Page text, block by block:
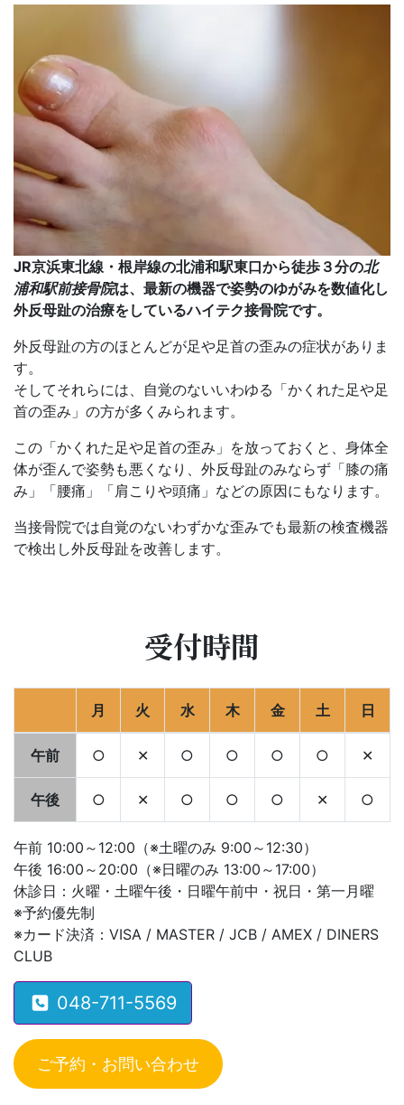
JR京浜東北線・根岸線の北浦和駅東口から徒歩３分の北
浦和駅前接骨院は、最新の機器で姿勢のゆがみを数値化し
外反母趾の治療をしているハイテク接骨院です。
外反母趾の方のほとんどが足や足首の歪みの症状がありま
す。
そしてそれらには、自覚のないいわゆる「かくれた足や足
首の歪み」の方が多くみられます。
この「かくれた足や足首の歪み」を放っておくと、身体全
体が歪んで姿勢も悪くなり、外反母趾のみならず「膝の痛
み」「腰痛」「肩こりや頭痛」などの原因にもなります。
当接骨院では自覚のないわずかな歪みでも最新の検査機器
で検出し外反母趾を改善します。
受付時間
月 火 水 木 金 土 日
午前 ○ ✕ ○ ○ ○ ○ ✕
午後 ○ ✕ ○ ○ ○ ✕ ○
午前 10:00～12:00（※土曜のみ 9:00～12:30）
午後 16:00～20:00（※日曜のみ 13:00～17:00）
休診日：火曜・土曜午後・日曜午前中・祝日・第一月曜
※予約優先制
※カード決済：VISA / MASTER / JCB / AMEX / DINERS
CLUB
048-711-5569
ご予約・お問い合わせ